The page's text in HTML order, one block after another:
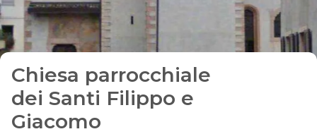
Chiesa parrocchiale
dei Santi Filippo e
Giacomo